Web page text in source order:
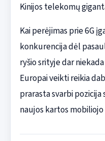
Kinijos telekomų
Kai perėjimas prie 6G
konkurencija dėl
ryšio srityje dar
Europai veikti reikia
prarasta svarbi
naujos kartos